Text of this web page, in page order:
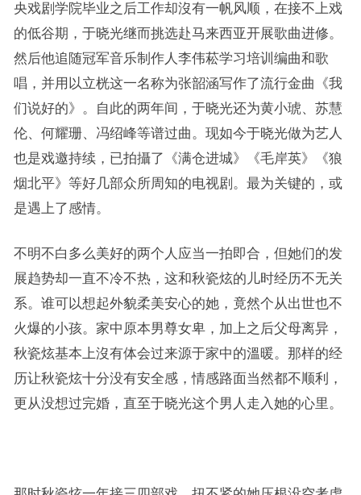
央戏剧学院毕业之后工作却沒有一帆风顺，在接不上戏
的低谷期，于晓光继而挑选赴马来西亚开展歌曲进修。
然后他追随冠军音乐制作人李伟菘学习培训编曲和歌
唱，并用以立桄这一名称为张韶涵写作了流行金曲《我
们说好的》。自此的两年间，于晓光还为黄小琥、苏慧
伦、何耀珊、冯绍峰等谱过曲。现如今于晓光做为艺人
也是戏邀持续，已拍攝了《满仓进城》《毛岸英》《狼
烟北平》等好几部众所周知的电视剧。最为关键的，或
是遇上了感情。
不明不白多么美好的两个人应当一拍即合，但她们的发
展趋势却一直不冷不热，这和秋瓷炫的儿时经历不无关
系。谁可以想起外貌柔美安心的她，竟然个从出世也不
火爆的小孩。家中原本男尊女卑，加上之后父母离异，
秋瓷炫基本上沒有体会过来源于家中的溫暖。那样的经
历让秋瓷炫十分没有安全感，情感路面当然都不顺利，
更从没想过完婚，直至于晓光这个男人走入她的心里。